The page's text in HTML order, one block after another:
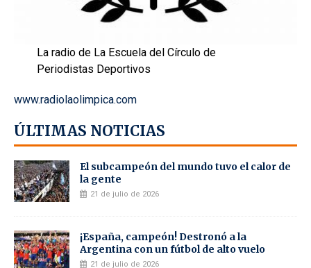
La radio de La Escuela del Círculo de
Periodistas Deportivos
www.radiolaolimpica.com
ÚLTIMAS NOTICIAS
El subcampeón del mundo tuvo el calor de
la gente
21 de julio de 2026
¡España, campeón! Destronó a la
Argentina con un fútbol de alto vuelo
21 de julio de 2026